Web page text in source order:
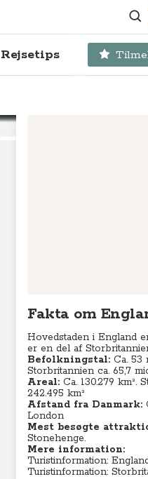
Søg
Rejsetips
Fakta om
Hovedstaden i England
er en del af
Befolkningstal: Ca. 53
Storbritannien ca. 65,7
Areal: Ca. 130.279km².
242.495 km²
Afstand fra Danmark:
London
Mest besøgte
Stonehenge.
Mere information:
Turistinformation:
Turistinformation: